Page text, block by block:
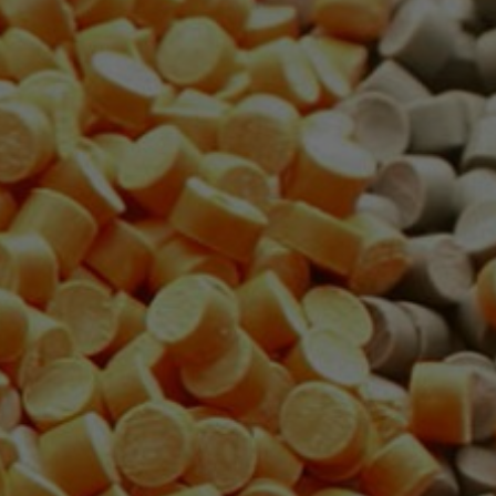
Polímeros
TI e Comunicação